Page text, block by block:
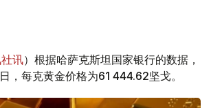
讯）根据哈萨克斯坦国家银行的数据，
，每克黄金价格为61 444.62坚戈。